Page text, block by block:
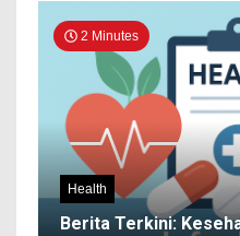
2 Minutes
Health
Berita Terkini: